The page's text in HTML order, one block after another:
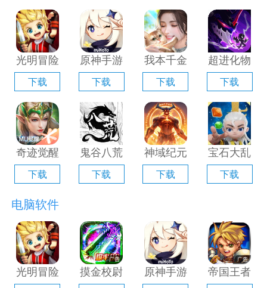
光明冒险
电脑版
「含模拟
器」
下载
原神手游
电脑版
「含模拟
器」
下载
我本千金
手游电脑
版「含模
拟器」
下载
超进化物
语2电脑
版「含模
拟器」
下载
奇迹觉醒
电脑版
「含模拟
器」
下载
鬼谷八荒
手游电脑
版「含模
下载
神域纪元
电脑版
「含模拟
下载
宝石大乱
斗电脑版
「含模拟
下载
电脑软件
光明冒险
摸金校尉
原神手游
帝国王者